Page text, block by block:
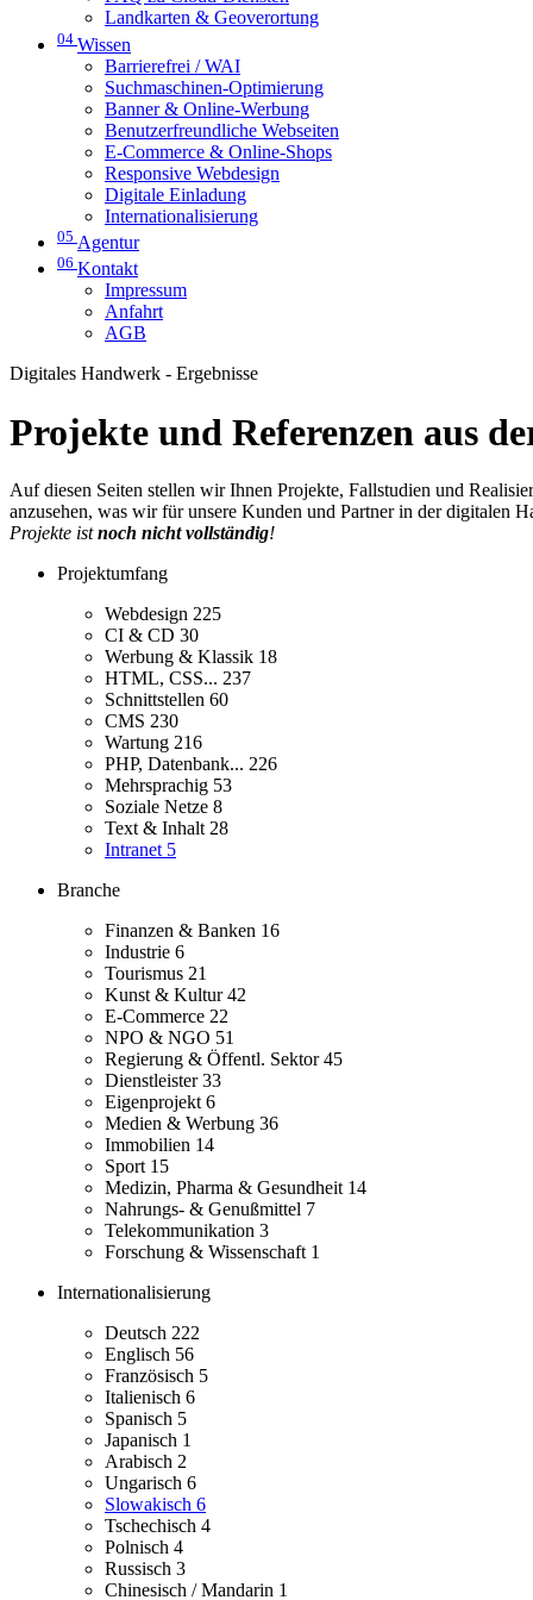
Landkarten & Geoverortung
04 Wissen
Barrierefrei / WAI
Suchmaschinen-Optimierung
Banner & Online-Werbung
Benutzerfreundliche Webseiten
E-Commerce & Online-Shops
Responsive Webdesign
Digitale Einladung
Internationalisierung
05 Agentur
06 Kontakt
Impressum
Anfahrt
AGB
Digitales Handwerk - Ergebnisse
Projekte und Referenzen aus
Auf diesen Seiten stellen wir Ihnen Projekte, Fallstudien und
anzusehen, was wir für unsere Kunden und Partner in der digitalen
Projekte istnoch nicht vollständig!
Projektumfang
Webdesign 225
CI & CD 30
Werbung & Klassik 18
HTML, CSS... 237
Schnittstellen 60
CMS 230
Wartung 216
PHP, Datenbank... 226
Mehrsprachig 53
Soziale Netze 8
Text & Inhalt 28
Intranet 5
Branche
Finanzen & Banken 16
Industrie 6
Tourismus 21
Kunst & Kultur42
E-Commerce 22
NPO & NGO 51
Regierung & Öffentl. Sektor45
Dienstleister33
Eigenprojekt 6
Medien & Werbung 36
Immobilien 14
Sport 15
Medizin, Pharma & Gesundheit 14
Nahrungs- & Genußmittel 7
Telekommunikation 3
Forschung & Wissenschaft 1
Internationalisierung
Deutsch 222
Englisch 56
Französisch 5
Italienisch 6
Spanisch 5
Japanisch 1
Arabisch 2
Ungarisch 6
Slowakisch 6
Tschechisch 4
Polnisch 4
Russisch 3
Chinesisch / Mandarin 1